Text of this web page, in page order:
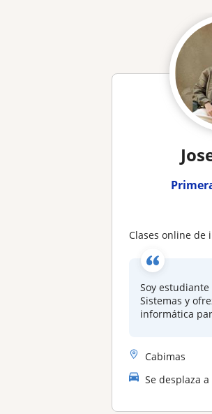
Clases online de
Soy
Sistemas y
informática
Cabimas
Se desplaza